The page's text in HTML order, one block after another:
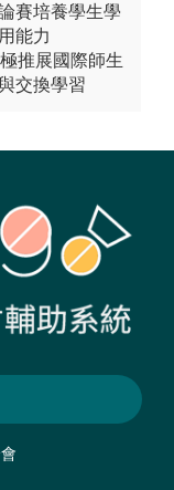
賽培養學生學
能力
推展國際師生
交換學習